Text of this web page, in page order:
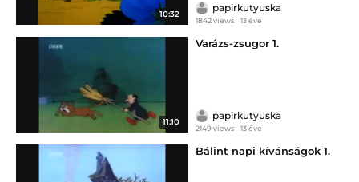
10:32
papirkutyuska
1842 views 13 éve
11:10
Varázs-zsugor 1.
papirkutyuska
2149 views 13 éve
Bálint napi kívánságok 1.